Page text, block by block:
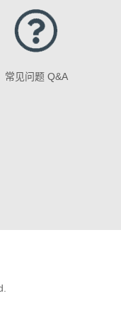
常见问题 Q&A